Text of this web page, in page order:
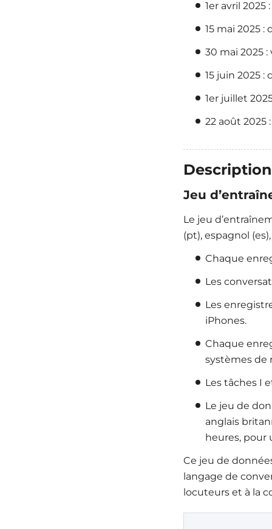
1er avril
15 mai 2025
30 mai 2025
15 juin 2025
1er juillet
22 août 2025
Jeu
Le jeu
(pt), espagnol
Chaque
Les
Les
iPhones.
Chaque
systèmes de
Les tâches I
Le jeu de
anglais
heures, pour
Ce jeu de
langage de
locuteurs et à la